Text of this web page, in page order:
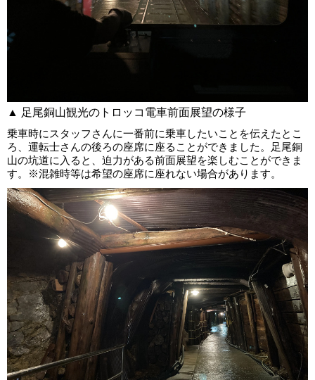
▲ 足尾銅山観光のトロッコ電車前面展望の様子
乗車時にスタッフさんに一番前に乗車したいことを伝えたとこ
ろ、運転士さんの後ろの座席に座ることができました。足尾銅
山の坑道に入ると、迫力がある前面展望を楽しむことができま
す。※混雑時等は希望の座席に座れない場合があります。